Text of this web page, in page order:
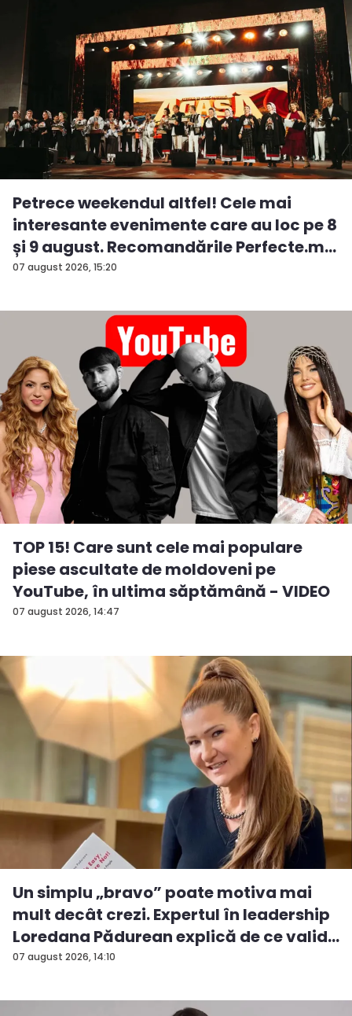
07 august 2026, 15:20
Petrece weekendul altfel! Cele mai
interesante evenimente care au loc pe 8
și 9 august. Recomandările Perfecte.m...
07 august 2026, 14:47
TOP 15! Care sunt cele mai populare
piese ascultate de moldoveni pe
YouTube, în ultima săptămână - VIDEO
07 august 2026, 14:10
Un simplu „bravo” poate motiva mai
mult decât crezi. Expertul în leadership
Loredana Pădurean explică de ce valid...